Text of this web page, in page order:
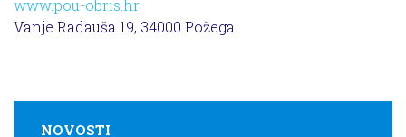
www.pou-obris.hr
Vanje Radauša 19, 34000 Požega
NOVOSTI